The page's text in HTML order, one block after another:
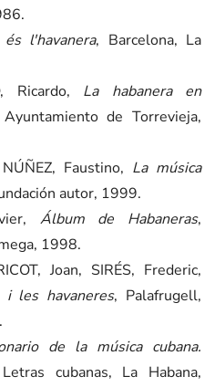
l'havanera, Barcelona, La
Ricardo, La habanera en
de Torrevieja,
Faustino, La música
autor, 1999.
Álbum de Habaneras,
1998.
Joan, SIRÉS, Frederic,
i les havaneres, Palafrugell,
de la música cubana.
cubanas, La Habana,